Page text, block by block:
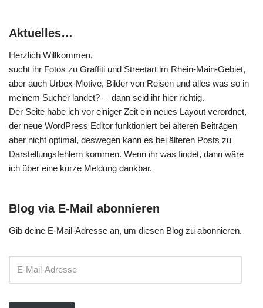
Aktuelles…
Herzlich Willkommen,
sucht ihr Fotos zu Graffiti und Streetart im Rhein-Main-Gebiet,
aber auch Urbex-Motive, Bilder von Reisen und alles was so in
meinem Sucher landet? – dann seid ihr hier richtig.
Der Seite habe ich vor einiger Zeit ein neues Layout verordnet,
der neue WordPress Editor funktioniert bei älteren Beiträgen
aber nicht optimal, deswegen kann es bei älteren Posts zu
Darstellungsfehlern kommen. Wenn ihr was findet, dann wäre
ich über eine kurze Meldung dankbar.
Blog via E-Mail abonnieren
Gib deine E-Mail-Adresse an, um diesen Blog zu abonnieren.